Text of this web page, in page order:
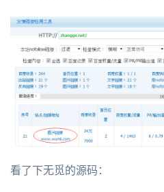
看了下无觅的源码：